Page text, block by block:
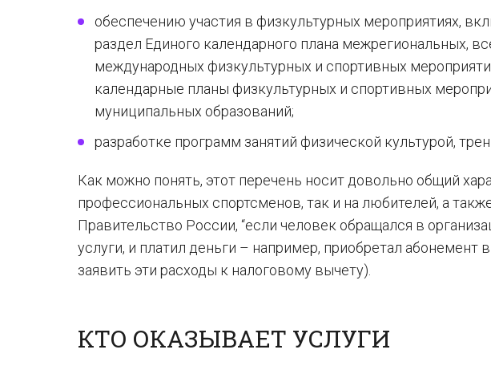
обеспечению участия в физкультурных мероприятиях,
раздел Единого календарного плана межрегиональных,
международных физкультурных и спортивных
календарные планы физкультурных и спортивных
муниципальных образований;
разработке программ занятий физической культурой,
Как можно понять, этот перечень носит довольно общий
профессиональных спортсменов, так и на любителей, а
Правительство России, “если человек обращался в
услуги, и платил деньги – например, приобретал
заявить эти расходы к налоговому вычету).
КТО ОКАЗЫВАЕТ УСЛУГИ